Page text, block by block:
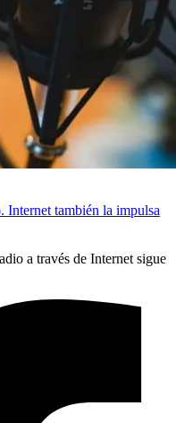
Internet también la impulsa
a través de Internet sigue